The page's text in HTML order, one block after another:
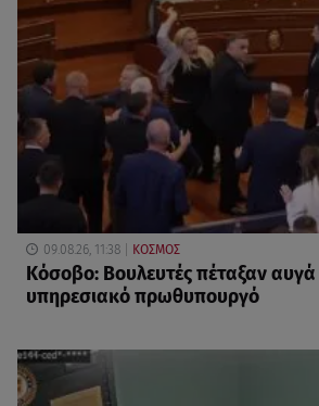
09.08.26, 11:38 ΚΟΣΜΟΣ
Κόσοβο: Βουλευτές πέταξαν
υπηρεσιακό πρωθυπουργό